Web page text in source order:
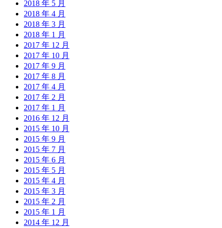
2018 年 5 月
2018 年 4 月
2018 年 3 月
2018 年 1 月
2017 年 12 月
2017 年 10 月
2017 年 9 月
2017 年 8 月
2017 年 4 月
2017 年 2 月
2017 年 1 月
2016 年 12 月
2015 年 10 月
2015 年 9 月
2015 年 7 月
2015 年 6 月
2015 年 5 月
2015 年 4 月
2015 年 3 月
2015 年 2 月
2015 年 1 月
2014 年 12 月